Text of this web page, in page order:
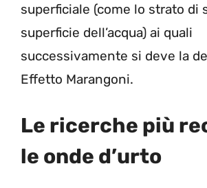
superficiale (come lo strato di
superficie dell’acqua) ai quali
successivamente si deve la
Effetto Marangoni.
Le ricerche più
le onde d’urto